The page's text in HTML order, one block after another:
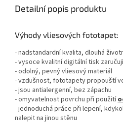
Detailní popis produktu
Výhody vliesových fototapet:
- nadstandardní kvalita, dlouhá
- vysoce kvalitní digitální tisk
- odolný, pevný vliesový materiál
- vzdušnost, fototapety propouští
- jsou antialergenní, bez zápachu
- omyvatelnost povrchu při použití
- jednoduchá práce při lepení,
nalepit na jinou stěnu